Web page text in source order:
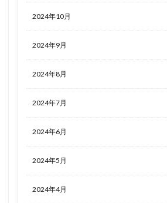
2024年10月
2024年9月
2024年8月
2024年7月
2024年6月
2024年5月
2024年4月